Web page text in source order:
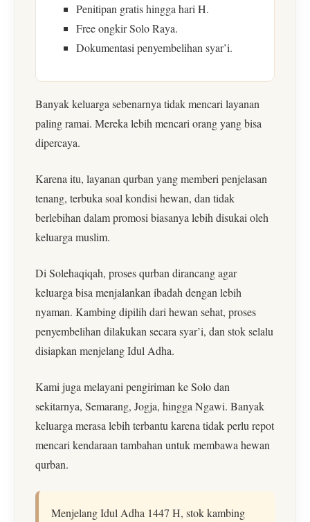
Penitipan gratis hingga hari H.
Free ongkir Solo Raya.
Dokumentasi penyembelihan syar’i.
Banyak keluarga sebenarnya tidak mencari layanan
paling ramai. Mereka lebih mencari orang yang bisa
dipercaya.
Karena itu, layanan qurban yang memberi penjelasan
tenang, terbuka soal kondisi hewan, dan tidak
berlebihan dalam promosi biasanya lebih disukai oleh
keluarga muslim.
Di Solehaqiqah, proses qurban dirancang agar
keluarga bisa menjalankan ibadah dengan lebih
nyaman. Kambing dipilih dari hewan sehat, proses
penyembelihan dilakukan secara syar’i, dan stok selalu
disiapkan menjelang Idul Adha.
Kami juga melayani pengiriman ke Solo dan
sekitarnya, Semarang, Jogja, hingga Ngawi. Banyak
keluarga merasa lebih terbantu karena tidak perlu repot
mencari kendaraan tambahan untuk membawa hewan
qurban.
Menjelang Idul Adha 1447 H, stok kambing